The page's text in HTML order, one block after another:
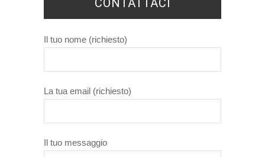
CONTATTACI
Il tuo nome (richiesto)
La tua email (richiesto)
Il tuo messaggio